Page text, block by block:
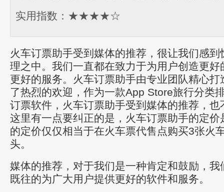
实用指数：★★★★☆
火车订票助手受到媒体的推荐，很让我们感
理之中。我们一直都在致力于为用户创造更
更好的服务。火车订票助手由专业团队精心
了热烈的欢迎，作为一款App Store旅行分类
订票软件，火车订票助手受到媒体的推荐，
这里有一点要纠正的是，火车订票助手的定
的定价仅仅相当于在火车票代售点购买3张火
头。
媒体的推荐，对于我们是一种肯定和鼓励，
既往的为广大用户提供更好的软件和服务。